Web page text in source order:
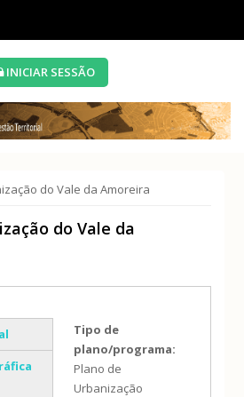
INICIAR SESSÃO
do Vale da Amoreira
do Vale da
Tipo de
plano/programa:
Plano de
Urbanização